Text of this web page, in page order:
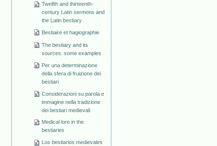
Twelfth and thirteenth-
century Latin sermons and
the Latin bestiary
Bestiaire et hagiographie
The bestiary and its
sources: some examples
Per una determinazione
della sfera di fruizione dei
bestiari
Considerazioni su parola e
immagine nella tradizione
dei bestiari medievali
Medical lore in the
bestiaries
Los bestiarios medievales